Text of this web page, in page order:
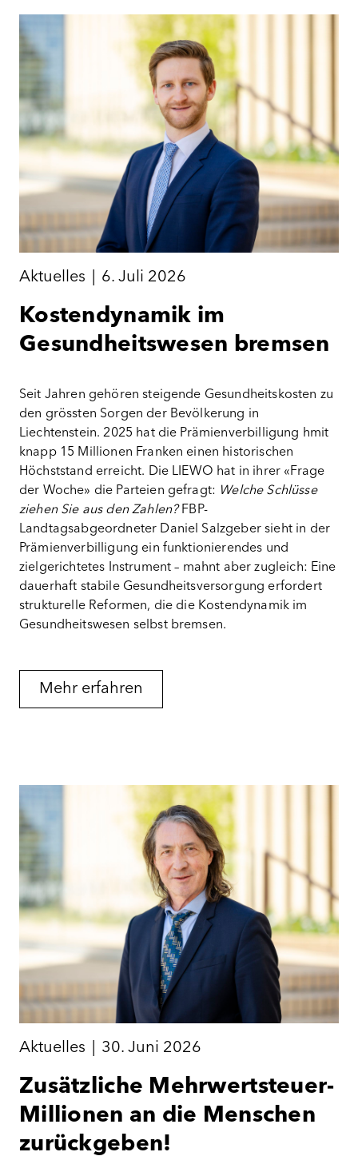
Aktuelles 6. Juli 2026
Kostendynamik im
Gesundheitswesen bremsen
Seit Jahren gehören steigende Gesundheitskosten zu
den grössten Sorgen der Bevölkerung in
Liechtenstein. 2025 hat die Prämienverbilligung hmit
knapp 15 Millionen Franken einen historischen
Höchststand erreicht. Die LIEWO hat in ihrer «Frage
der Woche» die Parteien gefragt: Welche Schlüsse
ziehen Sie aus den Zahlen?FBP-
Landtagsabgeordneter Daniel Salzgeber sieht in der
Prämienverbilligung ein funktionierendes und
zielgerichtetes Instrument – mahnt aber zugleich: Eine
dauerhaft stabile Gesundheitsversorgung erfordert
strukturelle Reformen, die die Kostendynamik im
Gesundheitswesen selbst bremsen.
Mehr erfahren
Aktuelles 30. Juni 2026
Zusätzliche Mehrwertsteuer-
Millionen an die Menschen
zurückgeben!